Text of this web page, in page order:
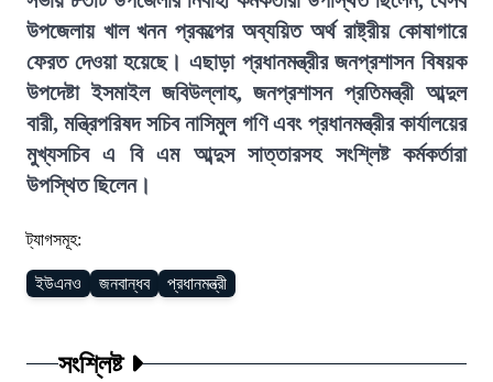
উপজেলায় খাল খনন প্রকল্পের অব্যয়িত অর্থ রাষ্ট্রীয় কোষাগারে
ফেরত দেওয়া হয়েছে। এছাড়া প্রধানমন্ত্রীর জনপ্রশাসন বিষয়ক
উপদেষ্টা ইসমাইল জবিউল্লাহ, জনপ্রশাসন প্রতিমন্ত্রী আব্দুল
বারী, মন্ত্রিপরিষদ সচিব নাসিমুল গণি এবং প্রধানমন্ত্রীর কার্যালয়ের
মুখ্যসচিব এ বি এম আব্দুস সাত্তারসহ সংশ্লিষ্ট কর্মকর্তারা
উপস্থিত ছিলেন।
ট্যাগসমূহ:
ইউএনও জনবান্ধব প্রধানমন্ত্রী
সংশ্লিষ্ট